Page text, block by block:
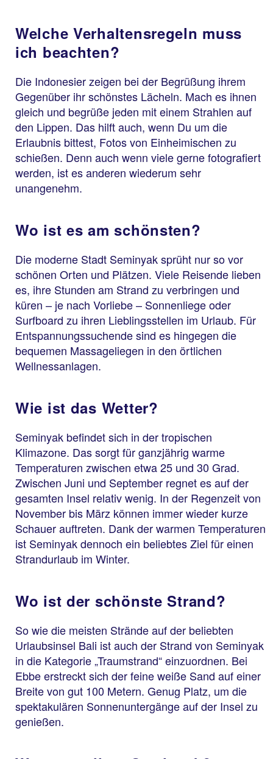
Welche Verhaltensregeln muss
ich beachten?
Die Indonesier zeigen bei der Begrüßung ihrem
Gegenüber ihr schönstes Lächeln. Mach es ihnen
gleich und begrüße jeden mit einem Strahlen auf
den Lippen. Das hilft auch, wenn Du um die
Erlaubnis bittest, Fotos von Einheimischen zu
schießen. Denn auch wenn viele gerne fotografiert
werden, ist es anderen wiederum sehr
unangenehm.
Wo ist es am schönsten?
Die moderne Stadt Seminyak sprüht nur so vor
schönen Orten und Plätzen. Viele Reisende lieben
es, ihre Stunden am Strand zu verbringen und
küren – je nach Vorliebe – Sonnenliege oder
Surfboard zu ihren Lieblingsstellen im Urlaub. Für
Entspannungssuchende sind es hingegen die
bequemen Massageliegen in den örtlichen
Wellnessanlagen.
Wie ist das Wetter?
Seminyak befindet sich in der tropischen
Klimazone. Das sorgt für ganzjährig warme
Temperaturen zwischen etwa 25 und 30 Grad.
Zwischen Juni und September regnet es auf der
gesamten Insel relativ wenig. In der Regenzeit von
November bis März können immer wieder kurze
Schauer auftreten. Dank der warmen Temperaturen
ist Seminyak dennoch ein beliebtes Ziel für einen
Strandurlaub im Winter.
Wo ist der schönste Strand?
So wie die meisten Strände auf der beliebten
Urlaubsinsel Bali ist auch der Strand von Seminyak
in die Kategorie „Traumstrand“ einzuordnen. Bei
Ebbe erstreckt sich der feine weiße Sand auf einer
Breite von gut 100 Metern. Genug Platz, um die
spektakulären Sonnenuntergänge auf der Insel zu
genießen.